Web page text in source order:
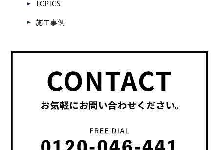
TOPICS
施工事例